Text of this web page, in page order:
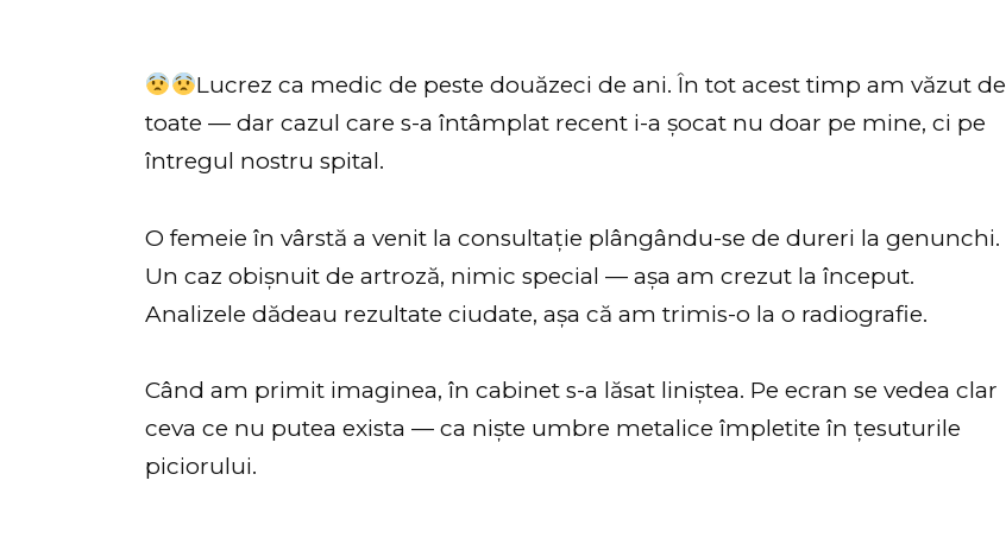
Lucrez ca medic de peste douăzeci de ani. În tot acest timp am văzut de
toate — dar cazul care s-a întâmplat recent i-a șocat nu doar pe mine, ci pe
întregul nostru spital.
O femeie în vârstă a venit la consultație plângându-se de dureri la genunchi.
Un caz obișnuit de artroză, nimic special — așa am crezut la început.
Analizele dădeau rezultate ciudate, așa că am trimis-o la o radiografie.
Când am primit imaginea, în cabinet s-a lăsat liniștea. Pe ecran se vedea clar
ceva ce nu putea exista — ca niște umbre metalice împletite în țesuturile
piciorului.